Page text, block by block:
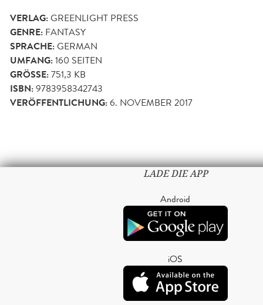
VERLAG:GREENLIGHT PRESS
GENRE: FANTASY
SPRACHE:GERMAN
UMFANG:160 SEITEN
GRÖSSE: 751,3 KB
ISBN:9783958342743
VERÖFFENTLICHUNG:6. NOVEMBER 2017
LADE DIE APP
Android
iOS